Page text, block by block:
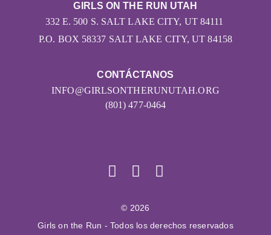
CONTÁCTANOS
INFO@GIRLSONTHERUNUTAH.ORG
(801) 477-0464
GIRLS ON THE RUN UTAH
332 E. 500 S. SALT LAKE CITY, UT 84111
P.O. BOX 58337 SALT LAKE CITY, UT 84158
© 2026
Girls on the Run - Todos los derechos reservados